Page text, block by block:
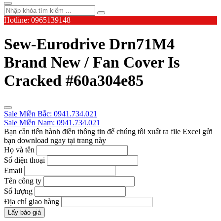
Hotline: 0965139148
Sew-Eurodrive Drn71M4
Brand New / Fan Cover Is
Cracked #60a304e85
Sale Miền Bắc: 0941.734.021
Sale Miền Nam: 0941.734.021
Bạn cần tiến hành điền thông tin để chúng tôi xuất ra file Excel gửi
bạn download ngay tại trang này
Họ và tên
Số điện thoại
Email
Tên công ty
Số lượng
Địa chỉ giao hàng